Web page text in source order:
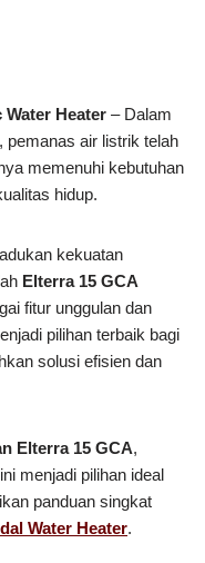
Heater – Dalam
pemanas air listrik telah
memenuhi kebutuhan
hidup.
kekuatan
Elterra 15 GCA
fitur unggulan dan
pilihan terbaik bagi
solusi efisien dan
Elterra 15 GCA,
menjadi pilihan ideal
panduan singkat
Water Heater.